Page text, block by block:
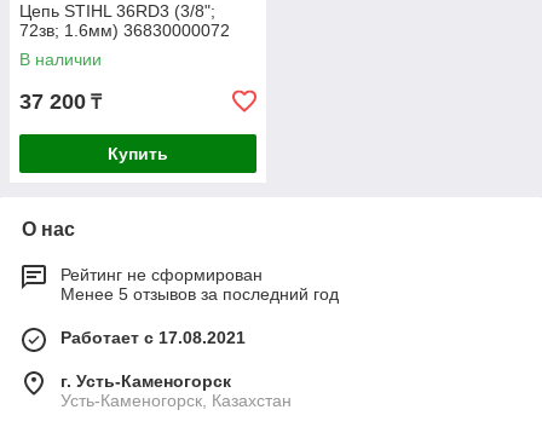
Цепь STIHL 36RD3 (3/8";
72зв; 1.6мм) 36830000072
В наличии
37 200 ₸
Купить
О нас
Рейтинг не сформирован
Менее 5 отзывов за последний год
Работает с 17.08.2021
г. Усть-Каменогорск
Усть-Каменогорск, Казахстан